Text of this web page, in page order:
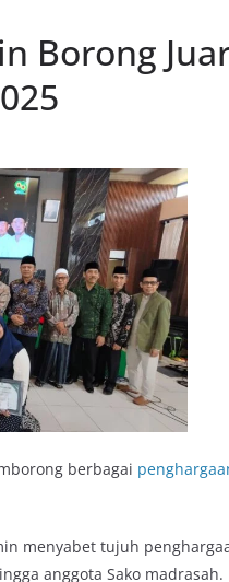
Borong
berbagai
menyabet tujuh
anggota Sako madrasah.